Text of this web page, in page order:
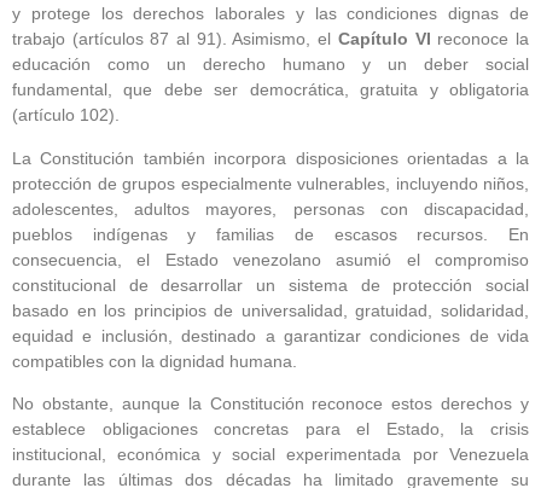
y protege los derechos laborales y las condiciones dignas de
trabajo (artículos 87 al 91). Asimismo, el Capítulo VI reconoce la
educación como un derecho humano y un deber social
fundamental, que debe ser democrática, gratuita y obligatoria
(artículo 102).
La Constitución también incorpora disposiciones orientadas a la
protección de grupos especialmente vulnerables, incluyendo niños,
adolescentes, adultos mayores, personas con discapacidad,
pueblos indígenas y familias de escasos recursos. En
consecuencia, el Estado venezolano asumió el compromiso
constitucional de desarrollar un sistema de protección social
basado en los principios de universalidad, gratuidad, solidaridad,
equidad e inclusión, destinado a garantizar condiciones de vida
compatibles con la dignidad humana.
No obstante, aunque la Constitución reconoce estos derechos y
establece obligaciones concretas para el Estado, la crisis
institucional, económica y social experimentada por Venezuela
durante las últimas dos décadas ha limitado gravemente su